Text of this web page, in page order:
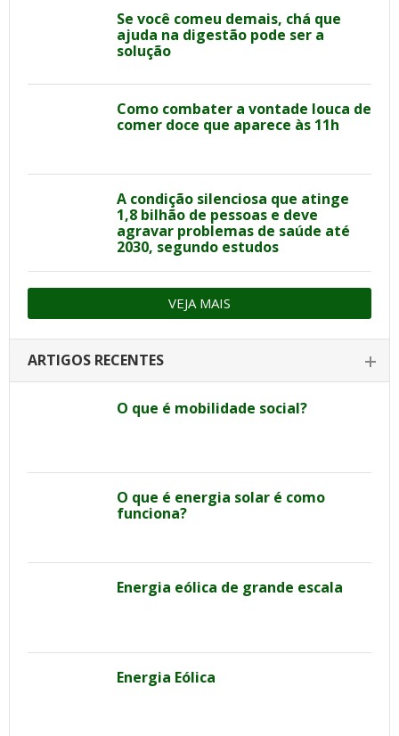
Se você comeu demais, chá que
ajuda na digestão pode ser a
solução
Como combater a vontade louca de
comer doce que aparece às 11h
A condição silenciosa que atinge
1,8 bilhão de pessoas e deve
agravar problemas de saúde até
2030, segundo estudos
VEJA MAIS
ARTIGOS RECENTES
O que é mobilidade social?
O que é energia solar é como
funciona?
Energia eólica de grande escala
Energia Eólica